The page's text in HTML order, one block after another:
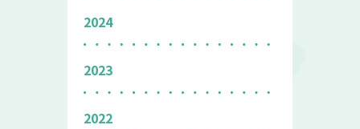
2024
2023
2022